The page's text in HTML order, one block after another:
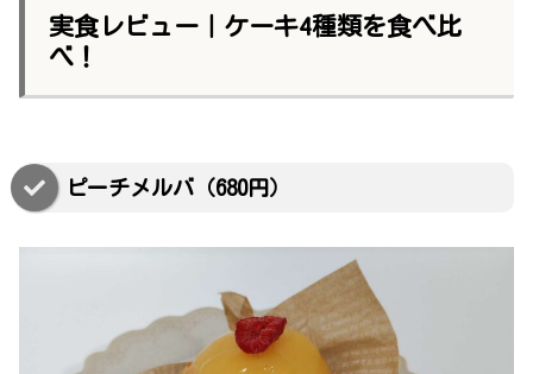
実食レビュー｜ケーキ4種類を食べ比
べ！
ピーチメルバ（680円）